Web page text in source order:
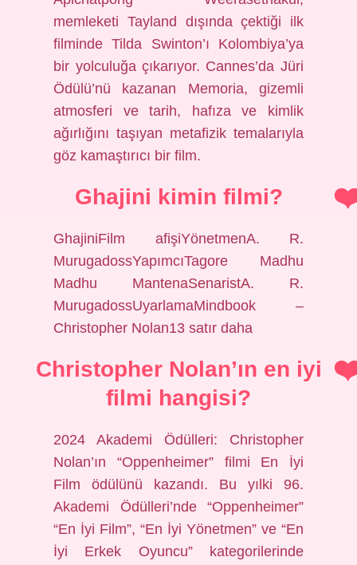
memleketi Tayland dışında çektiği ilk
filminde Tilda Swinton’ı Kolombiya’ya
bir yolculuğa çıkarıyor. Cannes’da Jüri
Ödülü’nü kazanan Memoria, gizemli
atmosferi ve tarih, hafıza ve kimlik
ağırlığını taşıyan metafizik temalarıyla
göz kamaştırıcı bir film.
Ghajini kimin filmi?
GhajiniFilm afişiYönetmenA. R.
MurugadossYapımcıTagore Madhu
Madhu MantenaSenaristA. R.
MurugadossUyarlamaMindbook –
Christopher Nolan13 satır daha
Christopher Nolan’ın en iyi
filmi hangisi?
2024 Akademi Ödülleri: Christopher
Nolan’ın “Oppenheimer” filmi En İyi
Film ödülünü kazandı. Bu yılki 96.
Akademi Ödülleri’nde “Oppenheimer”
“En İyi Film”, “En İyi Yönetmen” ve “En
İyi Erkek Oyuncu” kategorilerinde